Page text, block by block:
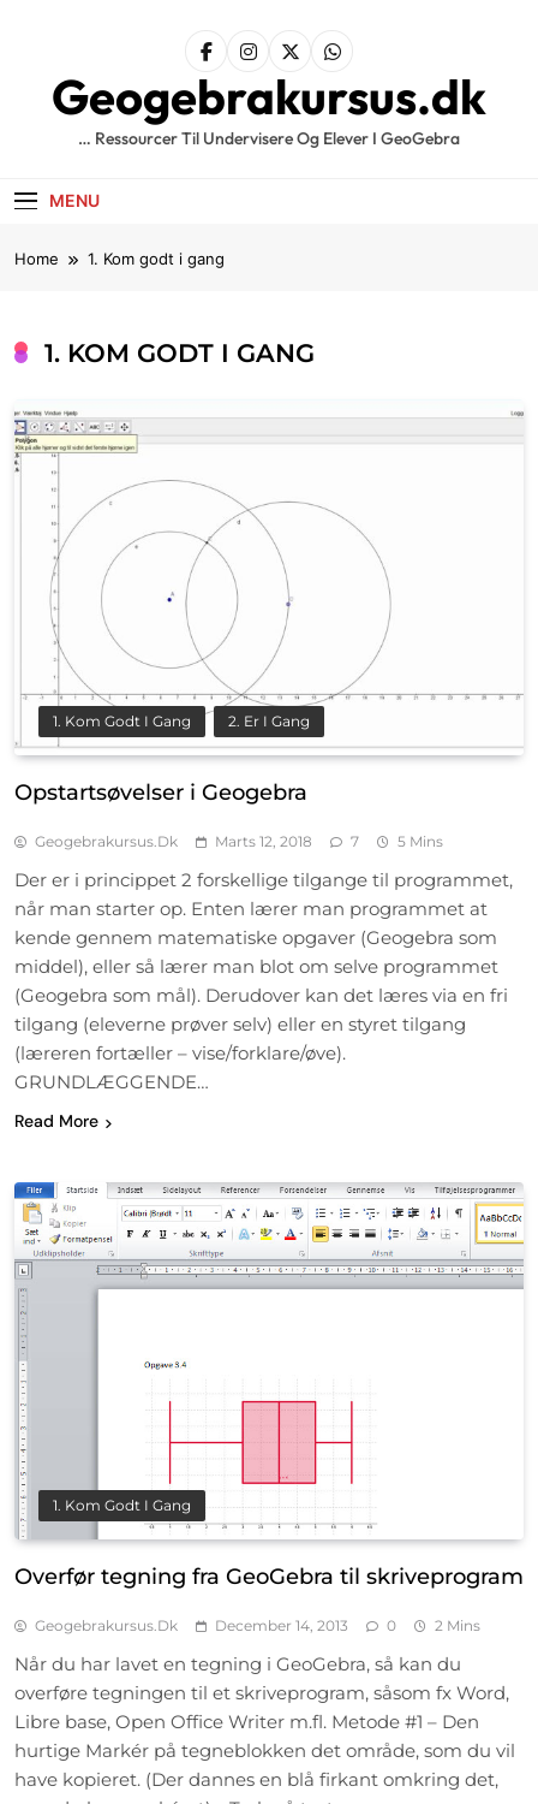
Geogebrakursus.dk
… Ressourcer Til Undervisere Og Elever I GeoGebra
MENU
Home 1. Kom godt i gang
1. KOM GODT I GANG
1. Kom Godt I Gang 2. Er I Gang
Opstartsøvelser i Geogebra
Geogebrakursus.dk Marts 12, 2018 7 5 Mins
Der er i princippet 2 forskellige tilgange til programmet,
når man starter op. Enten lærer man programmet at
kende gennem matematiske opgaver (Geogebra som
middel), eller så lærer man blot om selve programmet
(Geogebra som mål). Derudover kan det læres via en fri
tilgang (eleverne prøver selv) eller en styret tilgang
(læreren fortæller – vise/forklare/øve).
GRUNDLÆGGENDE…
Read More
1. Kom Godt I Gang
Overfør tegning fra GeoGebra til skriveprogram
Geogebrakursus.dk December 14, 2013 0 2 Mins
Når du har lavet en tegning i GeoGebra, så kan du
overføre tegningen til et skriveprogram, såsom fx Word,
Libre base, Open Office Writer m.fl. Metode #1 – Den
hurtige Markér på tegneblokken det område, som du vil
have kopieret. (Der dannes en blå firkant omkring det,